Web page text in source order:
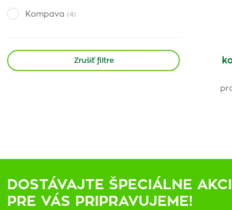
Kompava (4)
Zrušiť filtre
DOSTÁVAJTE ŠPECIÁLNE
PRE VÁS PRIPRAVUJEME!